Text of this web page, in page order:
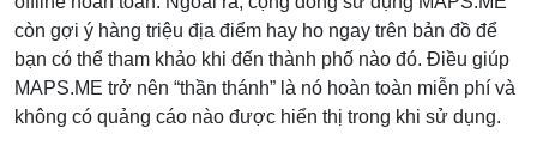
còn gợi ý hàng triệu địa điểm hay ho ngay trên bản đồ để
bạn có thể tham khảo khi đến thành phố nào đó. Điều giúp
MAPS.ME trở nên “thần thánh” là nó hoàn toàn miễn phí và
không có quảng cáo nào được hiển thị trong khi sử dụng.